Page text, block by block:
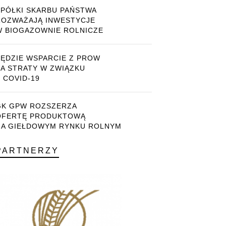
SKARBU PAŃSTWA
INWESTYCJE
BIOGAZOWNIE ROLNICZE
WSPARCIE Z PROW
STRATY W ZWIĄZKU
COVID-19
GPW ROZSZERZA
PRODUKTOWĄ
GIEŁDOWYM RYNKU ROLNYM